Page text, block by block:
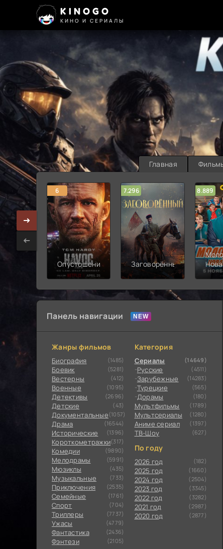
KINOGO
КИНО И СЕРИАЛЫ
Главная
6
Опустошение
7.296
Заговорённый
8.889
Панель навигации
Жанры фильмов
Биография (1485)
Боевик (5281)
Вестерны (412)
Военные (1095)
Детективы (2696)
Детские (43)
Документальные(1057)
Драма (16544)
Исторические (1396)
Короткометражки(317)
Комедии (9890)
Мелодрамы (5991)
Мюзиклы (435)
Музыкальные (733)
Приключения (2535)
Семейные (1761)
Cпорт (704)
Триллеры (7737)
Ужасы (4779)
Фантастика (2436)
Фэнтези (2105)
Категория
Сериалы (14649)
Русские (4511)
Зарубежные (14283)
Турецкие (565)
Дорамы (180)
Мультфильмы (1789)
Мультсериалы (1280)
Аниме сериал (1397)
ТВ-Шоу (627)
По году
2026 год (182)
2025 год (1660)
2024 год (2504)
2023 год (3345)
2022 год (3282)
2021 год (2987)
2020 год (2877)